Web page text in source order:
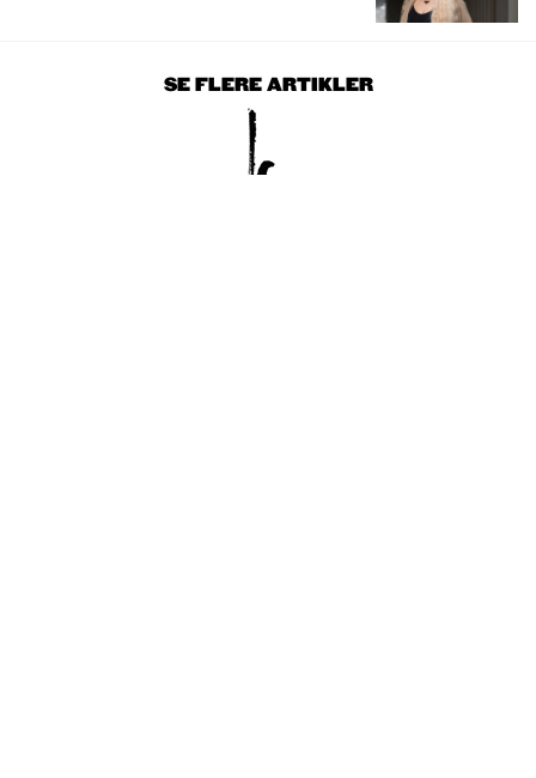
SE FLERE ARTIKLER